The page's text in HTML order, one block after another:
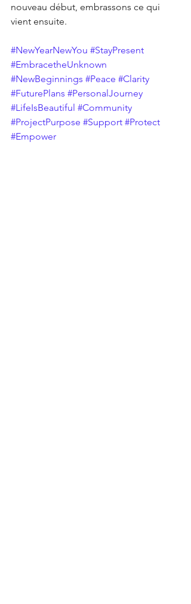
nouveau début, embrassons ce qui
vient ensuite.
#NewYearNewYou #StayPresent
#EmbracetheUnknown
#NewBeginnings #Peace #Clarity
#FuturePlans #PersonalJourney
#LifeIsBeautiful #Community
#ProjectPurpose #Support #Protect
#Empower